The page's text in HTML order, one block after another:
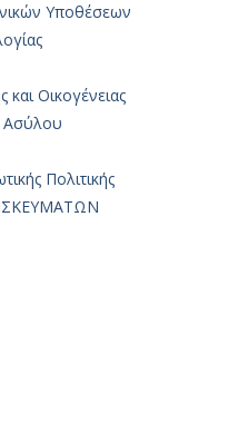
Υποθέσεων
Οικογένειας
Ασύλου
Πολιτικής